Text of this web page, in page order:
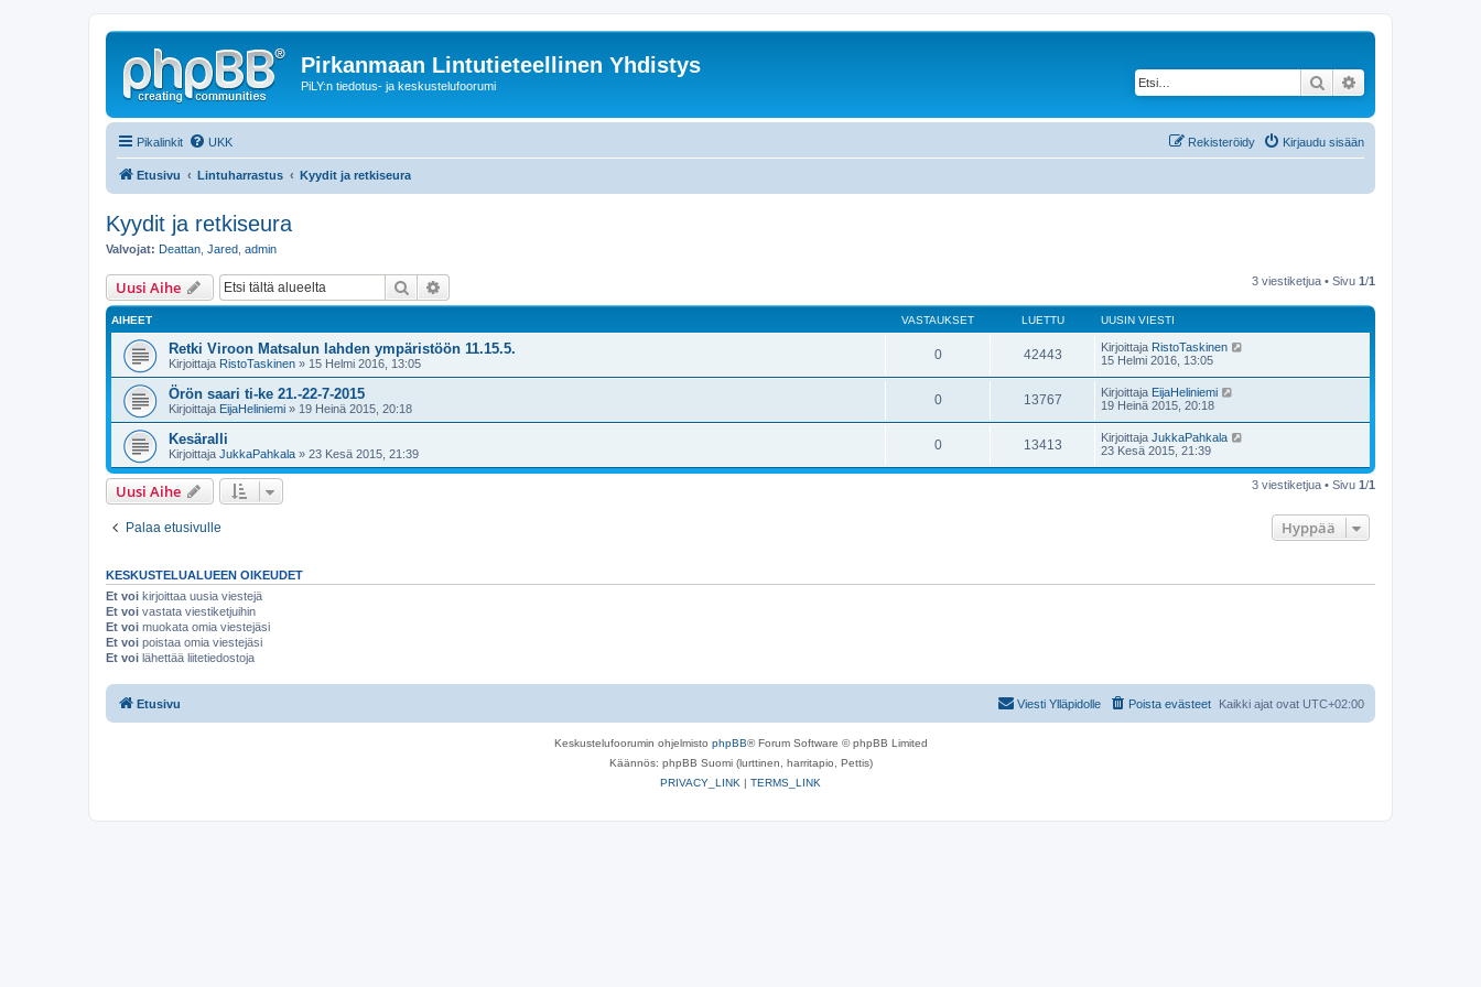
Pirkanmaan Lintutieteellinen Yhdistys
PiLY:n tiedotus- ja keskustelufoorumi Etsi
Pikalinkit UKK Kirjaudu sisään
Rekisteröidy
Etusivu Lintuharrastus Kyydit ja retkiseura
Kyydit ja retkiseura
Valvojat: Deattan Jared admin
Uusi Aihe Etsi 3 viestiketjua • Sivu 1/1
AIHEET VASTAUKSET LUETTU UUSIN VIESTI
Retki Viroon Matsalun lahden ympäristöön 11.15.5.
Kirjoittaja RistoTaskinen » 15 Helmi 2016, 13:05
0 42443 Kirjoittaja RistoTaskinen
15 Helmi 2016, 13:05
Örön saari ti-ke 21.-22-7-2015
Kirjoittaja EijaHeliniemi » 19 Heinä 2015, 20:18
0 13767 Kirjoittaja EijaHeliniemi
19 Heinä 2015, 20:18
Kesäralli
Kirjoittaja JukkaPahkala » 23 Kesä 2015, 21:39
0 13413 Kirjoittaja JukkaPahkala
23 Kesä 2015, 21:39
Uusi Aihe 3 viestiketjua • Sivu 1/1
Palaa etusivulle Hyppää
KESKUSTELUALUEEN OIKEUDET
Et voi kirjoittaa uusia viestejä
Et voi vastata viestiketjuihin
Et voi muokata omia viestejäsi
Et voi poistaa omia viestejäsi
Et voi lähettää liitetiedostoja
Etusivu Kaikki ajat ovat UTC+02:00
Poista evästeet
Viesti Ylläpidolle
Keskustelufoorumin ohjelmisto phpBB® Forum Software © phpBB Limited
Käännös: phpBB Suomi (lurttinen, harritapio, Pettis)
PRIVACY_LINK | TERMS_LINK